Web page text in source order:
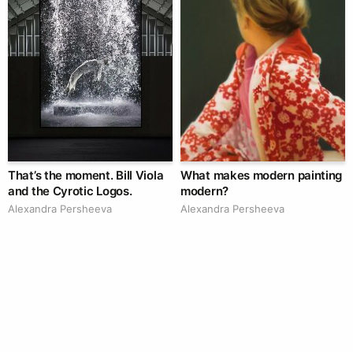
That’s the moment. Bill Viola
and the Cyrotic Logos.
Alexandra Persheeva
What makes modern painting
modern?
Alexandra Persheeva